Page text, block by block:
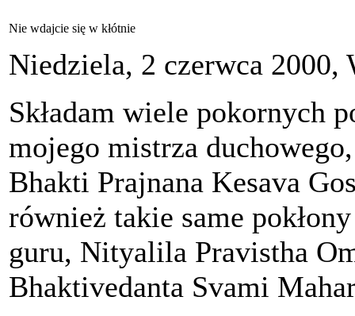
Nie wdajcie się w kłótnie
Niedziela, 2 czerwca 2000,
Składam wiele pokornych
mojego mistrza
Bhakti Prajnana Kesava
również takie same
guru, Nityalila Pravistha
Bhaktivedanta Svami